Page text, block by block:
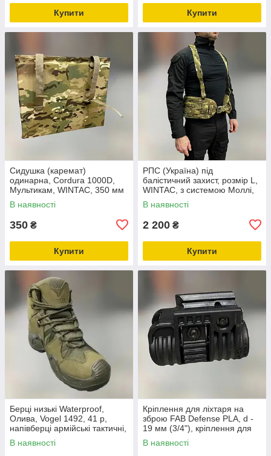
Купити Купити
Сидушка (каремат)
одинарна, Cordura 1000D,
Мультикам, WINTAC, 350 мм
х 300 мм х 20 мм, шлейки
для кріплення
В наявності
350 ₴
Купити
РПС (Україна) під
балістичний захист, розмір L,
WINTAC, з системою Моллі,
Мультикам, жилет
розвантажувальний, варбелт
В наявності
2 200 ₴
Купити
Берці низькі Waterproof,
Олива, Vogel 1492, 41 р,
напівберці армійські тактичні,
легкі військові напівберці (60-
200000022941)
В наявності
Кріплення для ліхтаря на
зброю FAB Defense PLA, d -
19 мм (3/4"), кріплення для
ЛЦВ, швидкознімне на
Picatinny
В наявності